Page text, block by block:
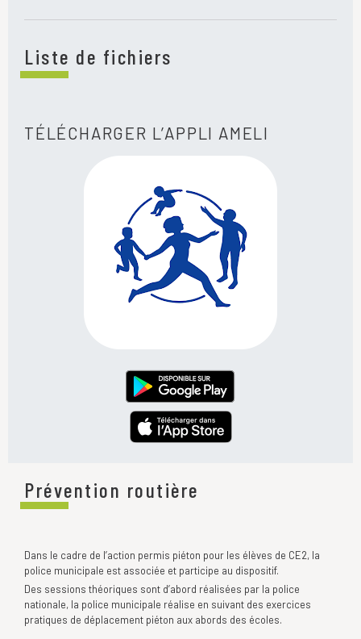
Prévention routière
Dans le cadre de l’action permis piéton pour les élèves de CE2, la
police municipale est associée et participe au dispositif.
Des sessions théoriques sont d’abord réalisées par la police
nationale, la police municipale réalise en suivant des exercices
pratiques de déplacement piéton aux abords des écoles.
Liste de fichiers
TÉLÉCHARGER L’APPLI AMELI